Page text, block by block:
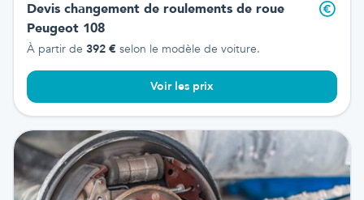
Devis changement de roulements de roue
Peugeot 108
À partir de 392 € selon le modèle de voiture.
Voir les prix